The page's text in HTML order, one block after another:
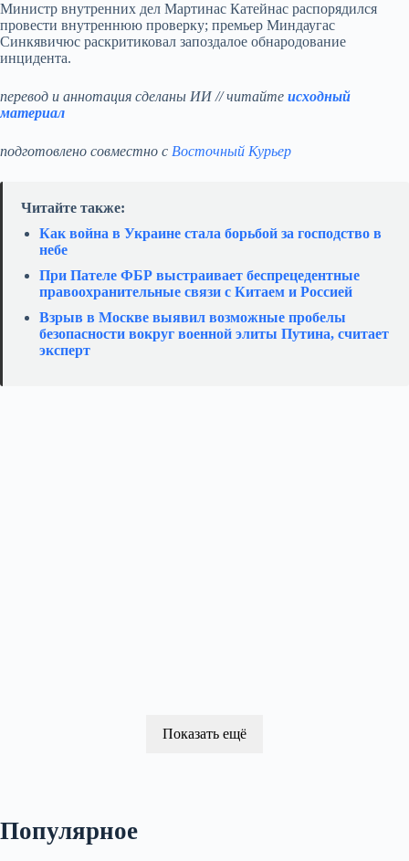
Министр внутренних дел Мартинас Катейнас распорядился
провести внутреннюю проверку; премьер Миндаугас
Синкявичюс раскритиковал запоздалое обнародование
инцидента.
перевод и аннотация сделаны ИИ // читайте исходный
материал
подготовлено совместно с Восточный Курьер
Читайте также:
Как война в Украине стала борьбой за господство в
небе
При Пателе ФБР выстраивает беспрецедентные
правоохранительные связи с Китаем и Россией
Взрыв в Москве выявил возможные пробелы
безопасности вокруг военной элиты Путина, считает
эксперт
Показать ещё
Популярное